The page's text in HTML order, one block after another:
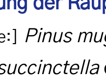
Pinus